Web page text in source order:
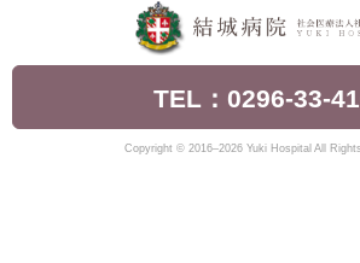
TEL：0296-33-
Copyright © 2016–2026 Yuki Hospital All